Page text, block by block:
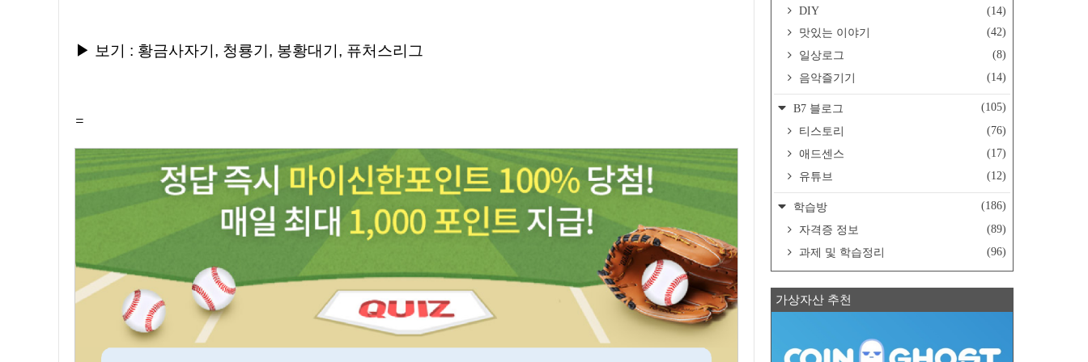
▶ 보기 : 황금사자기, 청룡기, 봉황대기, 퓨처스리그
=
DIY
(14)
맛있는 이야기
(42)
일상로그
(8)
음악즐기기
(14)
B7 블로그
(105)
티스토리
(76)
애드센스
(17)
유튜브
(12)
학습방
(186)
자격증 정보
(89)
과제 및 학습정리
(96)
가상자산 추천